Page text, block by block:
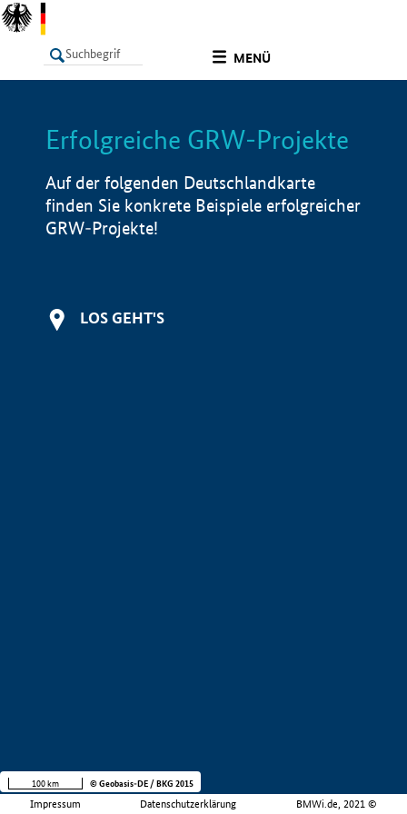
MENÜ
LISTE Info
Erfolgreiche GRW-Projekte
Auf der folgenden Deutschlandkarte
finden Sie konkrete Beispiele erfolgreicher
GRW-Projekte!
LOS GEHT'S
Impressum Datenschutzerklärung BMWi.de, 2021 ©
100 km © Geobasis-DE / BKG 2015